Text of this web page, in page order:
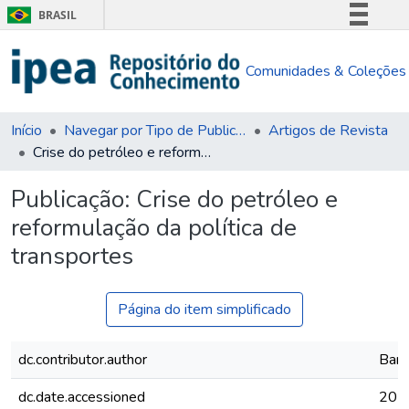
BRASIL
Comunica BR
Acesso à informação
Comunidades & Coleções
Início Navegar por Tipo de Publicação
Artigos de Revista
Crise do petróleo e reformulação da política de transportes
Publicação: Crise do petróleo e
reformulação da política de
transportes
Página do item simplificado
dc.contributor.author
dc.date.accessioned